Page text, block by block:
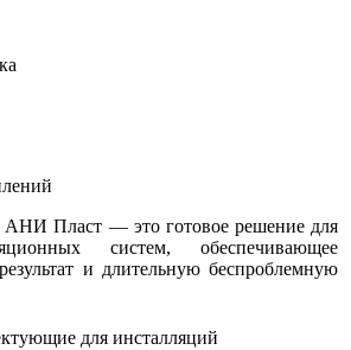
АНИ Пласт — это готовое решение для
систем, обеспечивающее
и длительную беспроблемную
для инсталляций